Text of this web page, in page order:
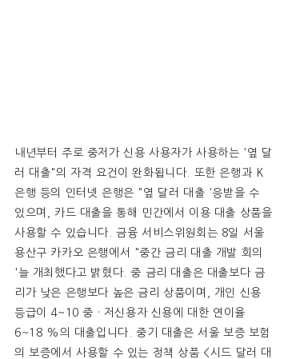
내년부터 주로 중저가 신용 사용자가 사용하는 '옆 달
러 대출"의 자격 요건이 완화됩니다. 또한 은행과 K
은행 등의 인터넷 은행은 "옆 달러 대출 '응받을 수
있으며, 카드 대출을 통해 민간에서 이용 대출 상품을
사용할 수 있습니다. 금융 서비스위원회는 8일 서울
용산구 카카오 은행에서 "중간 금리 대출 개발 회의
'늘 개최했다고 밝혔다. 중 금리 대출은 대출보다 금
리가 낮은 은행보다 높은 금리 상품이며, 개인 신용
등급이 4~10 중 · 저신용자 신용에 대한 연이율
6~18 %의 대출입니다. 중기 대출은 서울 보증 보험
의 보증에서 사용할 수 있는 정책 상품 <시드 달러 대